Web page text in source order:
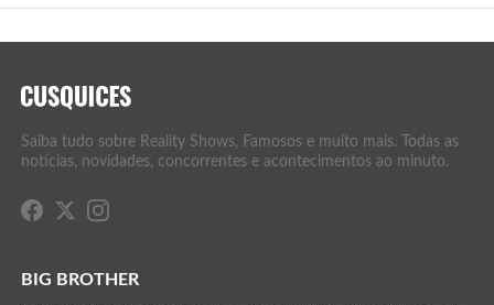
Saiba tudo sobre Reality Shows, Famosos e muito mais. Todas as
notícias, novidades, concorrentes e acontecimentos ao minuto.
BIG BROTHER